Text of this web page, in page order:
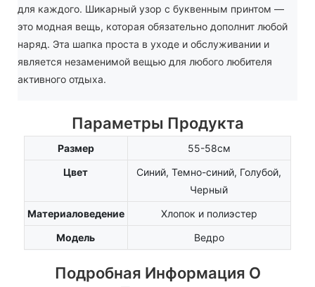
для каждого. Шикарный узор с буквенным принтом —
это модная вещь, которая обязательно дополнит любой
наряд. Эта шапка проста в уходе и обслуживании и
является незаменимой вещью для любого любителя
активного отдыха.
Параметры Продукта
Размер
55-58см
Цвет
Синий, Темно-синий, Голубой,
Черный
Материаловедение
Хлопок и полиэстер
Модель
Ведро
Подробная Информация О